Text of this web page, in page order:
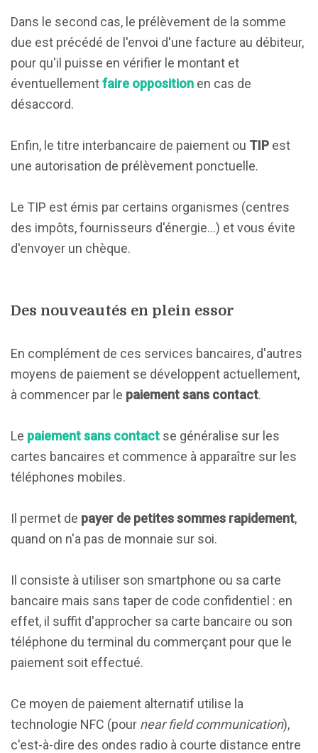
Dans le second cas, le prélèvement de la somme
due est précédé de l'envoi d'une facture au débiteur,
pour qu'il puisse en vérifier le montant et
éventuellementfaire opposition en cas de
désaccord.
Enfin, le titre interbancaire de paiement ou TIP est
une autorisation de prélèvement ponctuelle.
Le TIP est émis par certains organismes (centres
des impôts, fournisseurs d'énergie…) et vous évite
d'envoyer un chèque.
Des nouveautés en plein essor
En complément de ces services bancaires, d'autres
moyens de paiement se développent actuellement,
à commencer par le paiement sans contact.
Le paiement sans contact se généralise sur les
cartes bancaires et commence à apparaître sur les
téléphones mobiles.
Il permet de payer de petites sommes rapidement,
quand on n'a pas de monnaie sur soi.
Il consiste à utiliser son smartphone ou sa carte
bancaire mais sans taper de code confidentiel : en
effet, il suffit d'approcher sa carte bancaire ou son
téléphone du terminal du commerçant pour que le
paiement soit effectué.
Ce moyen de paiement alternatif utilise la
technologie NFC (pour near field communication),
c'est-à-dire des ondes radio à courte distance entre